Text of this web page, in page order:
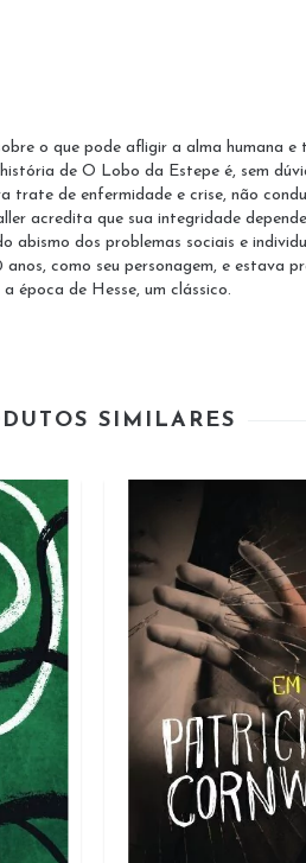
o que pode afligir a alma humana
de O Lobo da Estepe é, sem
trate de enfermidade e crise, não
acredita que sua integridade
dos problemas sociais e
como seu personagem, e estava
época de Hesse, um clássico.
SIMILARES